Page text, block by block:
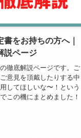
書をお持ちの方へ｜
説ページ
徹底解説ページです。ご
意見を頂戴したりする中
してほしいな〜！という
この機にまとめました！